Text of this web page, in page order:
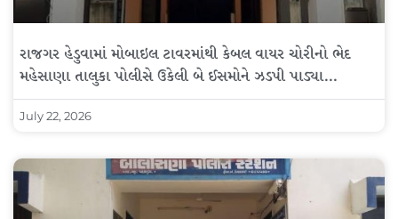
રાજગર હેડુવામાં મોબાઇલ ટાવરમાંથી કેબલ વાયર ચોરીનો ભેદ
મહેસાણા તાલુકા પોલીસે ઉકેલી બે ઈસમોને ઝડપી પાડ્યા…
July 22, 2026